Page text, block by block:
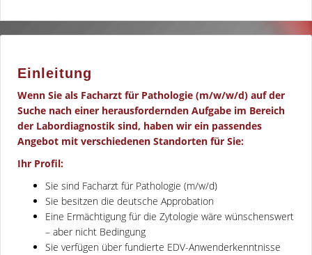
Einleitung
Wenn Sie als Facharzt für Pathologie (m/w/w/d) auf der
Suche nach einer herausfordernden Aufgabe im Bereich
der Labordiagnostik sind, haben wir ein passendes
Angebot mit verschiedenen Standorten für Sie:
Ihr Profil:
Sie sind Facharzt für Pathologie (m/w/d)
Sie besitzen die deutsche Approbation
Eine Ermächtigung für die Zytologie wäre wünschenswert
– aber nicht Bedingung
Sie verfügen über fundierte EDV-Anwenderkenntnisse